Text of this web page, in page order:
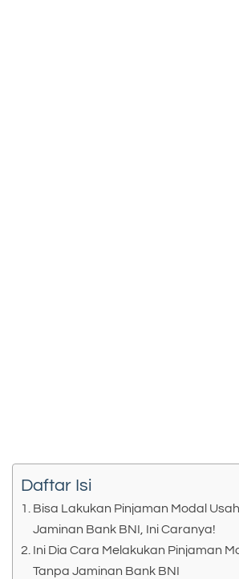
Daftar Isi
Bisa Lakukan Pinjaman Modal
Jaminan Bank BNI, Ini Caranya!
Ini Dia Cara Melakukan Pinjaman
Tanpa Jaminan Bank BNI